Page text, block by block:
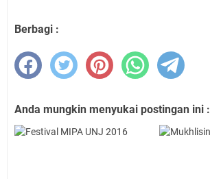
Berbagi :
Anda mungkin menyukai postingan ini :